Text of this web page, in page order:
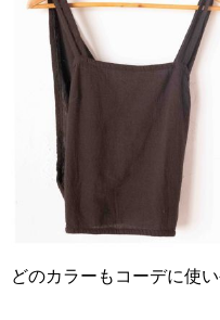
どのカラーもコーデに使